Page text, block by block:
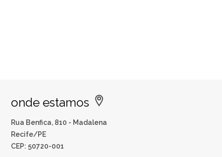
onde estamos
Rua Benfica, 810 - Madalena
Recife/PE
CEP: 50720-001